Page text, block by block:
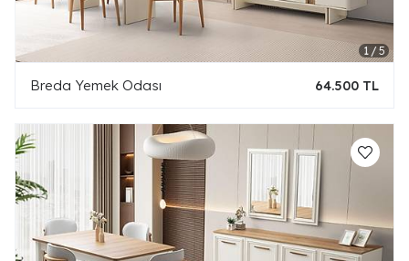
Breda Yemek Odası 64.500 TL